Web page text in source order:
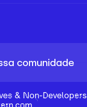
comunidade
& Non-Developers